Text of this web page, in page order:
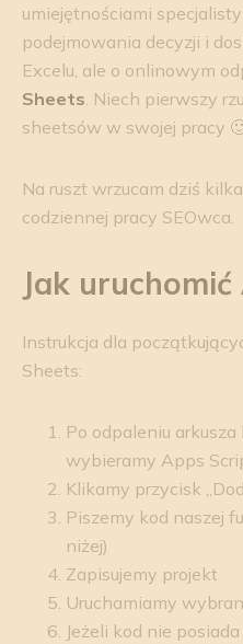
umiejętnościami
podejmowania decyzji i
Excelu, ale o onlinowym
Sheets. Niech pierwszy
sheetsów w swojej pracy
Na ruszt wrzucam dziś
codziennej pracy SEOwca.
Jak
Instrukcja dla
Sheets:
Po odpaleniu
wybieramy Apps
Klikamy przycisk
Piszemy kod naszej
niżej)
Zapisujemy projekt
Uruchamiamy
Jeżeli kod nie